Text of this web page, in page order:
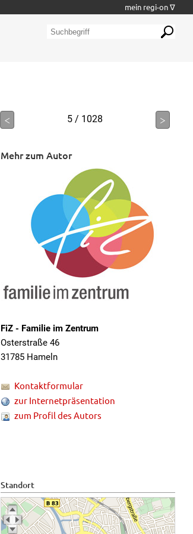
< 5 / 1028 >
Mehr zum Autor
FiZ - Familie im Zentrum
Osterstraße 46
31785 Hameln
Kontaktformular
zur Internetpräsentation
zum Profil des Autors
Standort
mein regi-on ∇